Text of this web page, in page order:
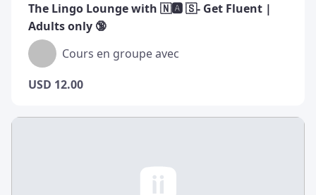
The Lingo Lounge with 🇳🅰️ 🇸- Get Fluent |
Adults only 🔞
Cours en groupe avec
USD 12.00